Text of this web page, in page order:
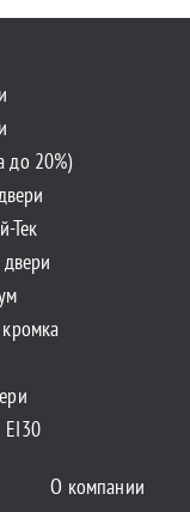
до 20%)
Тек
EI30
О компании